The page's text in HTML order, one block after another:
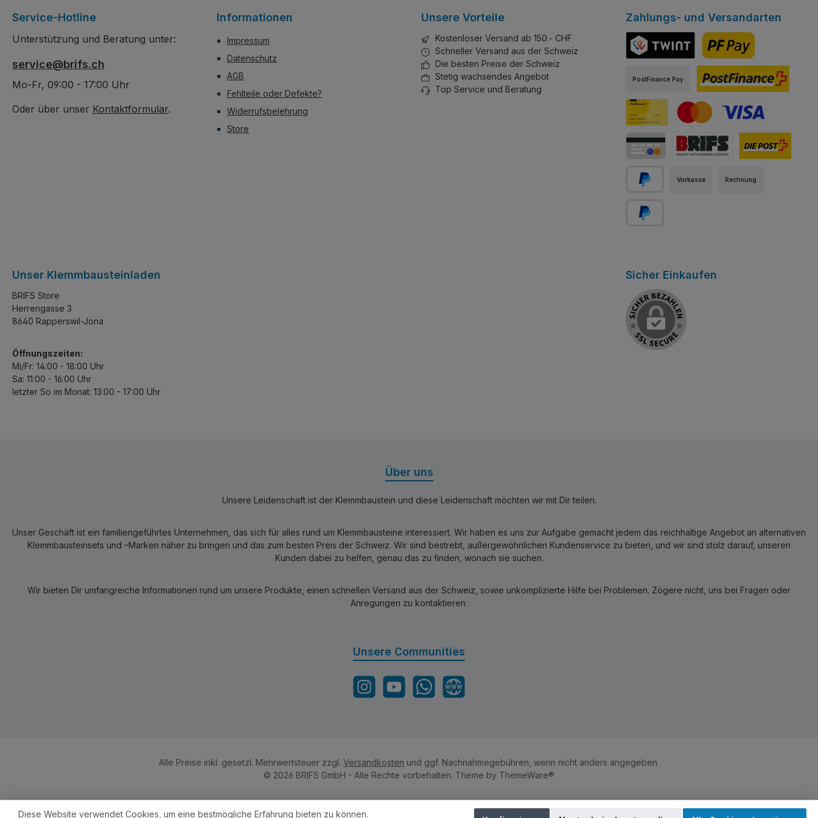
Service-Hotline
Unterstützung und Beratung unter:
service@brifs.ch
Mo-Fr, 09:00 - 17:00 Uhr
Oder über unser Kontaktformular.
Informationen
Impressum
Datenschutz
AGB
Fehlteile oder Defekte?
Widerrufsbelehrung
Store
Unsere Vorteile
Kostenloser Versand ab 150.- CHF
Schneller Versand aus der Schweiz
Die besten Preise der Schweiz
Stetig wachsendes Angebot
Top Service und Beratung
Zahlungs- und Versandarten
PostFinance Pay
PostFinance Pay
Vorkasse Rechnung
Sicher Einkaufen
Unser Klemmbausteinladen
BRIFS Store
Herrengasse 3
8640 Rapperswil-Jona
Öffnungszeiten:
Mi/Fr: 14:00 - 18:00 Uhr
Sa: 11:00 - 16:00 Uhr
letzter So im Monat: 13:00 - 17:00 Uhr
Über uns
Unsere Leidenschaft ist der Klemmbaustein und diese Leidenschaft möchten wir mit Dir teilen.
Unser Geschäft ist ein familiengeführtes Unternehmen, das sich für alles rund um Klemmbausteine interessiert. Wir haben es uns zur Aufgabe gemacht jedem das reichhaltige Angebot an alternativen
Klemmbausteinsets und –Marken näher zu bringen und das zum besten Preis der Schweiz. Wir sind bestrebt, außergewöhnlichen Kundenservice zu bieten, und wir sind stolz darauf, unseren
Kunden dabei zu helfen, genau das zu finden, wonach sie suchen.
Wir bieten Dir umfangreiche Informationen rund um unsere Produkte, einen schnellen Versand aus der Schweiz, sowie unkomplizierte Hilfe bei Problemen. Zögere nicht, uns bei Fragen oder
Anregungen zu kontaktieren.
Unsere Communities
InstagramYouTube WhatsAppWebsite
Alle Preise inkl. gesetzl. Mehrwertsteuer zzgl. Versandkosten und ggf. Nachnahmegebühren, wenn nicht anders angegeben.
© 2026 BRIFS GmbH - Alle Rechte vorbehalten. Theme by ThemeWare®
Diese Website verwendet Cookies, um eine bestmögliche Erfahrung bieten zu können.